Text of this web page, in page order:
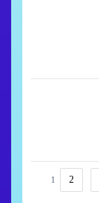
1 2